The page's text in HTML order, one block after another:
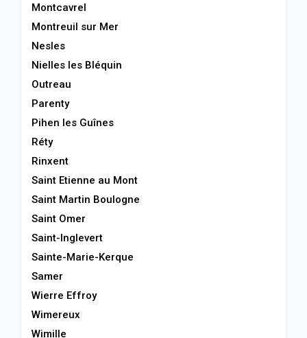
Montcavrel
Montreuil sur Mer
Nesles
Nielles les Bléquin
Outreau
Parenty
Pihen les Guînes
Réty
Rinxent
Saint Etienne au Mont
Saint Martin Boulogne
Saint Omer
Saint-Inglevert
Sainte-Marie-Kerque
Samer
Wierre Effroy
Wimereux
Wimille